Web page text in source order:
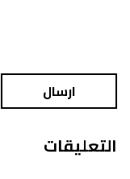
ارسال
التعليقات